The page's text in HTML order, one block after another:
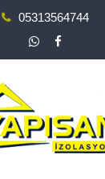
05313564744